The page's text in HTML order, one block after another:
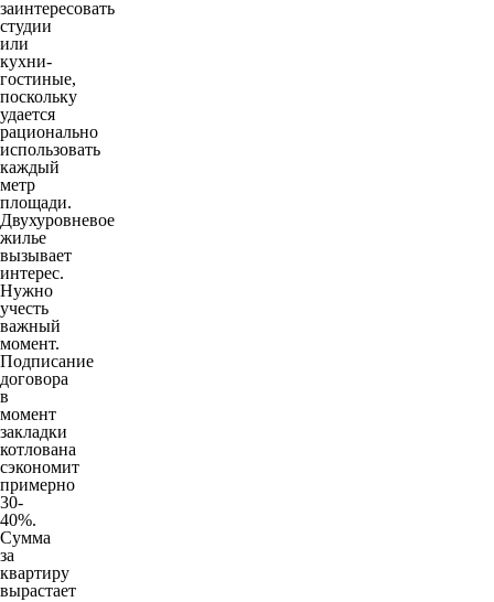
заинтересовать
студии
или
кухни-
гостиные,
поскольку
удается
рационально
использовать
каждый
метр
площади.
Двухуровневое
жилье
вызывает
интерес.
Нужно
учесть
важный
момент.
Подписание
договора
в
момент
закладки
котлована
сэкономит
примерно
30-
40%.
Сумма
за
квартиру
вырастает